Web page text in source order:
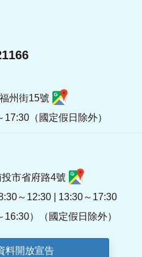
州街15號
（國定假日除外）
市省府路4號
～12:30 | 13:30～17:30
16:30）（國定假日除外）
料開放宣告